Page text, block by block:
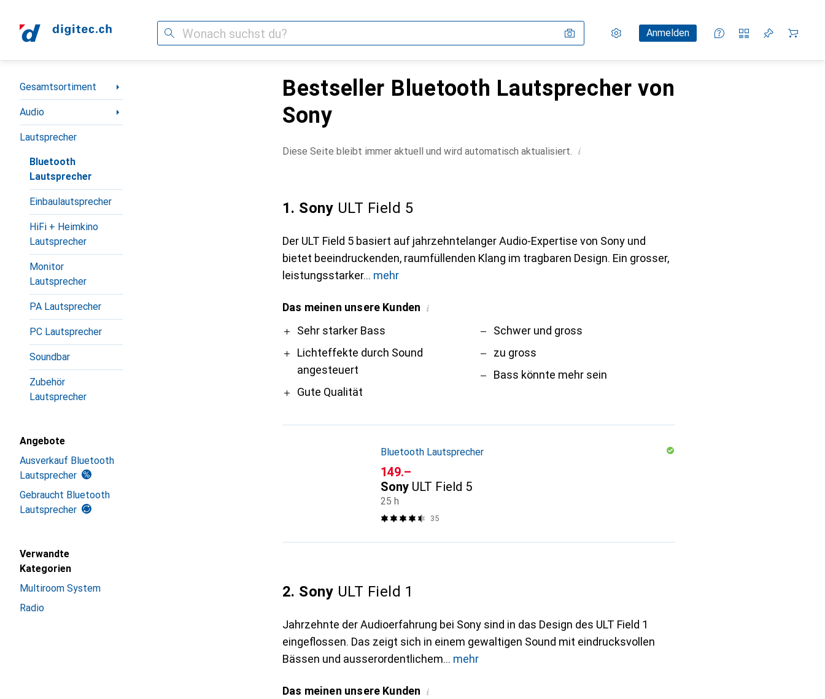
Suche Einstellungen
KundenkontoAnmelden
Vergleichslisten
Merklisten
Warenkorb
Navigation nach Kategorien
Gesamtsortiment
Audio
Lautsprecher
Bluetooth
Lautsprecher
Einbaulautsprecher
HiFi + Heimkino
Lautsprecher
Monitor
Lautsprecher
PA Lautsprecher
PC Lautsprecher
Soundbar
Zubehör
Lautsprecher
Angebote
Ausverkauf Bluetooth
Lautsprecher
Gebraucht Bluetooth
Lautsprecher
Verwandte
Kategorien
Multiroom System
Radio
Bestseller Bluetooth Lautsprecher von
Sony
Diese Seite bleibt immer aktuell und wird automatisch aktualisiert. i
1. Sony ULT Field 5
Der ULT Field 5 basiert auf jahrzehntelanger Audio-Expertise von Sony und
bietet beeindruckenden, raumfüllenden Klang im tragbaren Design. Ein grosser,
leistungsstarker
mehr
Das meinen unsere Kunden i
ProSehr starker Bass
Lichteffekte durch Sound
angesteuert
Gute Qualität
Contra
Schwer und gross
zu gross
Bass könnte mehr sein
Bluetooth Lautsprecher
CHF
149.–
Sony ULT Field 5
25 h
35
2. Sony ULT Field 1
Jahrzehnte der Audioerfahrung bei Sony sind in das Design des ULT Field 1
eingeflossen. Das zeigt sich in einem gewaltigen Sound mit eindrucksvollen
Bässen und ausserordentlichem
mehr
Das meinen unsere Kunden i